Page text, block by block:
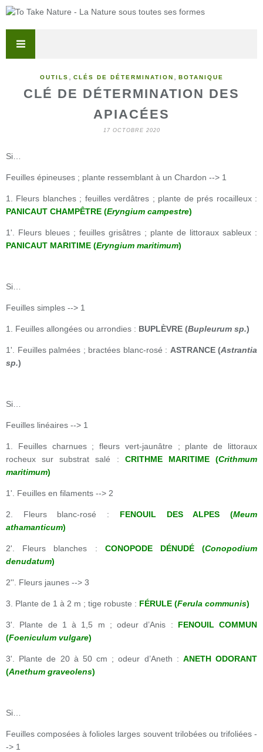
OUTILS CLÉS DE DÉTERMINATION BOTANIQUE
CLÉ DE DÉTERMINATION DES
APIACÉES
17 OCTOBRE 2020
Si…
Feuilles épineuses ; plante ressemblant à un Chardon --> 1
1. Fleurs blanches ; feuilles verdâtres ; plante de prés rocailleux :
PANICAUT CHAMPÊTRE (Eryngium campestre)
1'. Fleurs bleues ; feuilles grisâtres ; plante de littoraux sableux :
PANICAUT MARITIME (Eryngium maritimum)
Si…
Feuilles simples --> 1
1. Feuilles allongées ou arrondies : BUPLÈVRE (Bupleurum sp.)
1'. Feuilles palmées ; bractées blanc-rosé : ASTRANCE (Astrantia
sp.)
Si…
Feuilles linéaires --> 1
1. Feuilles charnues ; fleurs vert-jaunâtre ; plante de littoraux
rocheux sur substrat salé : CRITHME MARITIME (Crithmum
maritimum)
1'. Feuilles en filaments --> 2
2. Fleurs blanc-rosé : FENOUIL DES ALPES (Meum
athamanticum)
2'. Fleurs blanches : CONOPODE DÉNUDÉ (Conopodium
denudatum)
2''. Fleurs jaunes --> 3
3. Plante de 1 à 2 m ; tige robuste : FÉRULE (Ferula communis)
3'. Plante de 1 à 1,5 m ; odeur d’Anis : FENOUIL COMMUN
(Foeniculum vulgare)
3'. Plante de 20 à 50 cm ; odeur d’Aneth : ANETH ODORANT
(Anethum graveolens)
Si…
Feuilles composées à folioles larges souvent trilobées ou trifoliées -
-> 1